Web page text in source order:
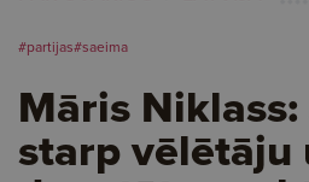
#partijas#saeima
Māris
starp vēlētāju